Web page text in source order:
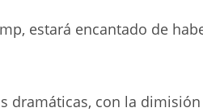
​​estará encantado de
dramáticas, con la